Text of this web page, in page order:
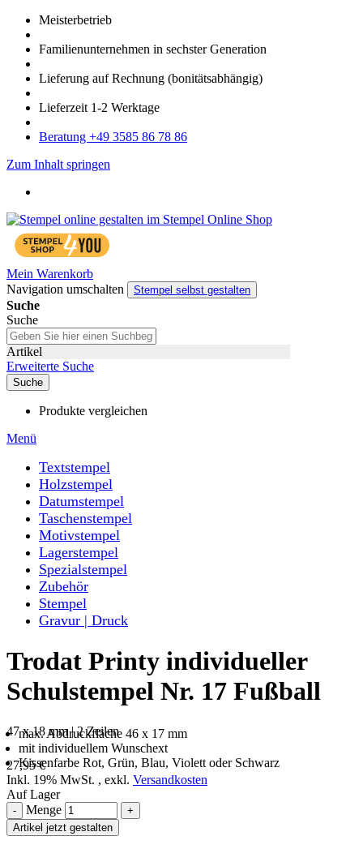
Meister­betrieb
Familien­unter­nehmen in sechster Gene­ration
Lieferung auf Rech­nung (bonitätsabhängig)
Liefer­zeit 1-2 Werk­tage
Bera­tung +49 3585 86 78 86
Zum Inhalt springen
Mein Warenkorb
Navigation umschalten
Stempel selbst gestalten
Suche
Suche
Artikel
Erweiterte Suche
Suche
Produkte vergleichen
Menü
Textstempel
Holzstempel
Datumstempel
Taschenstempel
Motivstempel
Lagerstempel
Spezialstempel
Zubehör
Stempel
Gravur | Druck
Trodat Printy individueller
Schulstempel Nr. 17 Fußball
47 x 18 mm | 2 Zeilen
max. Abdruckfläche 46 x 17 mm
mit individuellem Wunschext
Kissenfarbe Rot, Grün, Blau, Violett oder Schwarz
27,95 €
Inkl. 19% MwSt. , exkl. Versandkosten
Auf Lager
- Menge
+
Artikel jetzt gestalten